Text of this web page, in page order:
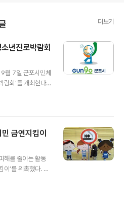
더보기
년진로박람회
월 7일 군포시민체
람회'를 개최한다.
하고, 군포시진로
48개 기관·단체
험, 직업체험, 멘토
년들이 자신들의
있는 장이 될 전
교육센터 등이 참
즐 등의 놀이를 통
금연지킴이
해를 줄이는 활동
이’를 위촉했다. 이
교육을 받은 후